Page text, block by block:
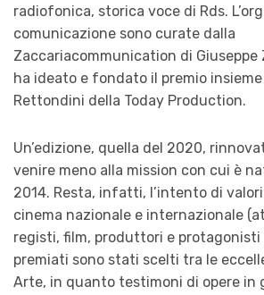
radiofonica, storica voce di Rds.
comunicazione sono curate dalla
Zaccariacommunication di Giuseppe
ha ideato e fondato il premio
Rettondini della Today Production.
Un’edizione, quella del 2020,
venire meno alla mission con cui è
2014. Resta, infatti, l’intento di
cinema nazionale e internazionale
registi, film, produttori e protagonisti
premiati sono stati scelti tra le
Arte, in quanto testimoni di opere in